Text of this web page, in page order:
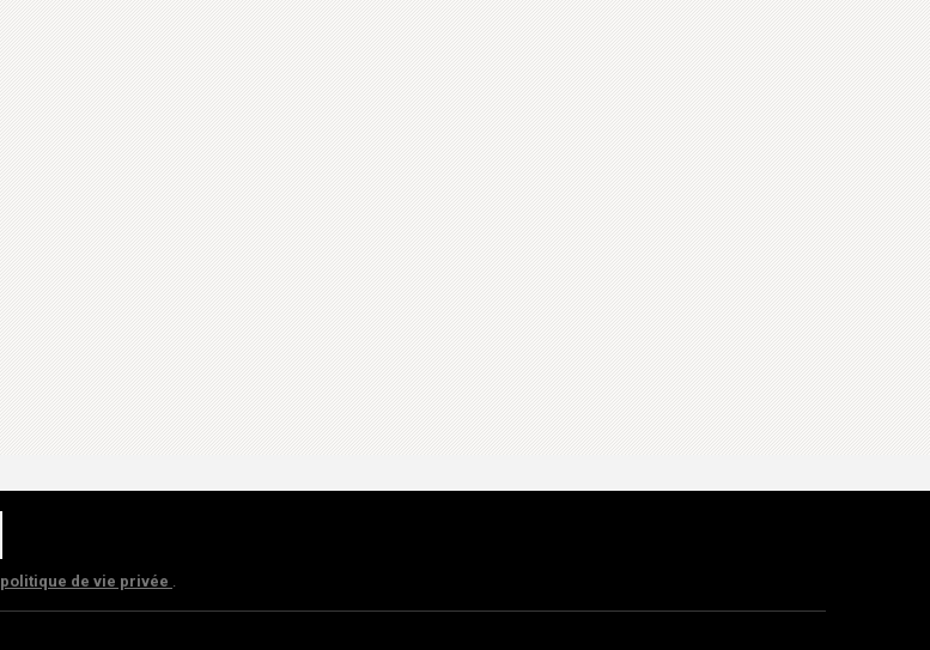
politique de vie privée .